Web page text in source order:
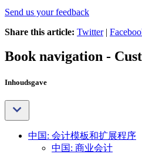
Send us your feedback
Share this article: Twitter|
Book navigation -
Inhoudsgave
中国: 会计模板和扩展程序
中国: 商业会计